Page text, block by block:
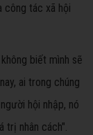
công tác xã hội
biết mình sẽ
ai trong chúng
hội nhập, nó
trị nhân cách".